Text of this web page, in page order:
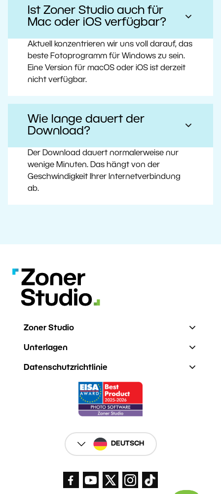
Ist Zoner Studio auch für
Mac oder iOS verfügbar?
Aktuell konzentrieren wir uns voll darauf, das
beste Fotoprogramm für Windows zu sein.
Eine Version für macOS oder iOS ist derzeit
nicht verfügbar.
Wie lange dauert der
Download?
Der Download dauert normalerweise nur
wenige Minuten. Das hängt von der
Geschwindigkeit Ihrer Internetverbindung
ab.
Zoner Studio
Unterlagen
Datenschutzrichtlinie
DEUTSCH